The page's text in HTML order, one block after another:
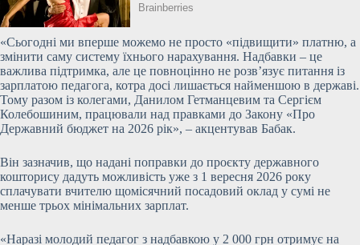
«Сьогодні ми вперше можемо не просто «підвищити» платню, а
змінити саму систему їхнього нарахування. Надбавки – це
важлива підтримка, але це повноцінно не розв’язує питання із
зарплатою педагога, котра досі лишається найменшою в державі.
Тому разом із колегами, Данилом Гетманцевим та Сергієм
Колебошиним, працювали над правками до Закону «Про
Державний бюджет на 2026 рік», – акцентував Бабак.
Він зазначив, що надані поправки до проєкту державного
кошторису дадуть можливість уже з 1 вересня 2026 року
сплачувати вчителю щомісячний посадовий оклад у сумі не
менше трьох мінімальних зарплат.
«Наразі молодий педагог з надбавкою у 2 000 грн отримує на